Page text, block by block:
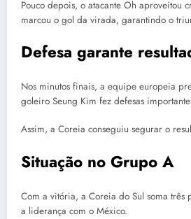
Pouco depois, o atacante Oh aproveitou
marcou o gol da virada, garantindo o
Defesa garante
Nos minutos finais, a equipe europeia
goleiro Seung Kim fez defesas
Assim, a Coreia conseguiu segurar o
Situação no Grupo A
Com a vitória, a Coreia do Sul soma
a liderança com o México.